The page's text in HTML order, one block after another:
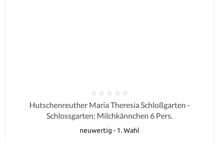
Durchschnittliche Bewertung von 0 von 5 Sternen
Hutschenreuther Maria Theresia Schloßgarten -
Schlossgarten: Milchkännchen 6 Pers.
neuwertig - 1. Wahl